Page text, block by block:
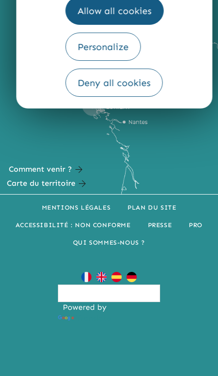
Allow all cookies
Personalize
Deny all cookies
Comment venir ?
Carte du territoire
MENTIONS LÉGALES PLAN DU SITE
ACCESSIBILITÉ : NON CONFORME PRESSE PRO
QUI SOMMES-NOUS ?
Powered by